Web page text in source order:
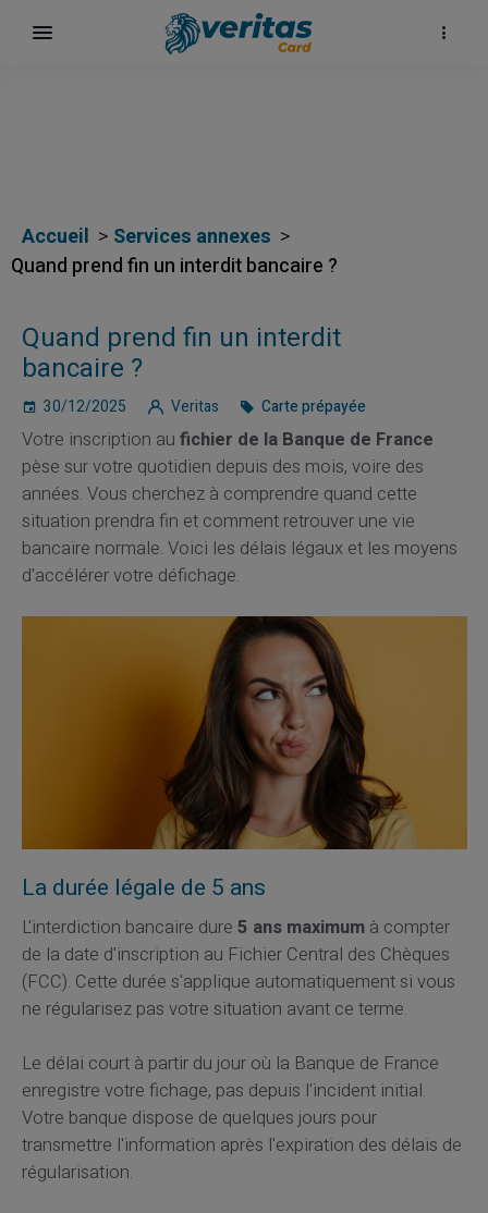
Accueil
Services annexes
Quand prend fin un interdit bancaire ?
Quand prend fin un interdit
bancaire ?
30/12/2025 Veritas Carte prépayée
Votre inscription au fichier de la Banque de France
pèse sur votre quotidien depuis des mois, voire des
années. Vous cherchez à comprendre quand cette
situation prendra fin et comment retrouver une vie
bancaire normale. Voici les délais légaux et les moyens
d'accélérer votre défichage.
La durée légale de 5 ans
L'interdiction bancaire dure 5 ans maximumà compter
de la date d'inscription au Fichier Central des Chèques
(FCC). Cette durée s'applique automatiquement si vous
ne régularisez pas votre situation avant ce terme.
Le délai court à partir du jour où la Banque de France
enregistre votre fichage, pas depuis l'incident initial.
Votre banque dispose de quelques jours pour
transmettre l'information après l'expiration des délais de
régularisation.